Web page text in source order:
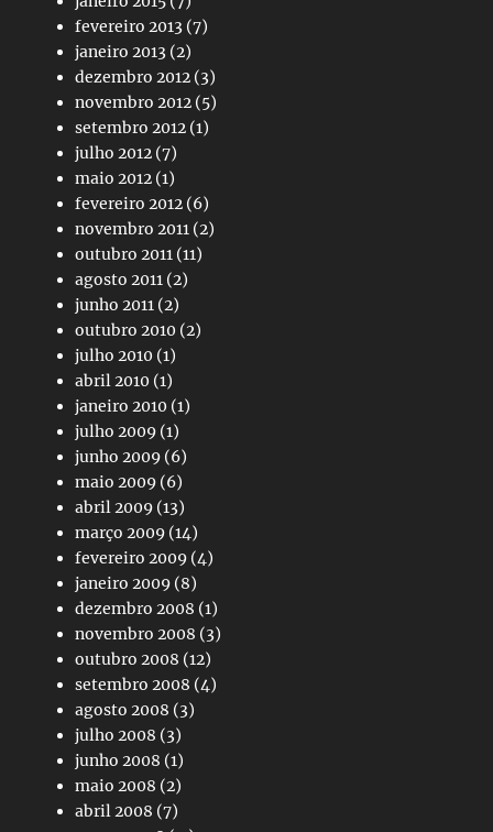
fevereiro 2013 (7)
janeiro 2013 (2)
dezembro 2012 (3)
novembro 2012 (5)
setembro 2012 (1)
julho 2012 (7)
maio 2012 (1)
fevereiro 2012 (6)
novembro 2011 (2)
outubro 2011 (11)
agosto 2011 (2)
junho 2011 (2)
outubro 2010 (2)
julho 2010 (1)
abril 2010 (1)
janeiro 2010 (1)
julho 2009 (1)
junho 2009 (6)
maio 2009 (6)
abril 2009 (13)
março 2009 (14)
fevereiro 2009 (4)
janeiro 2009 (8)
dezembro 2008 (1)
novembro 2008 (3)
outubro 2008 (12)
setembro 2008 (4)
agosto 2008 (3)
julho 2008 (3)
junho 2008 (1)
maio 2008 (2)
abril 2008 (7)